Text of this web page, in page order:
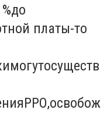
до
платы-то
могутосуществ
РРО,освобож